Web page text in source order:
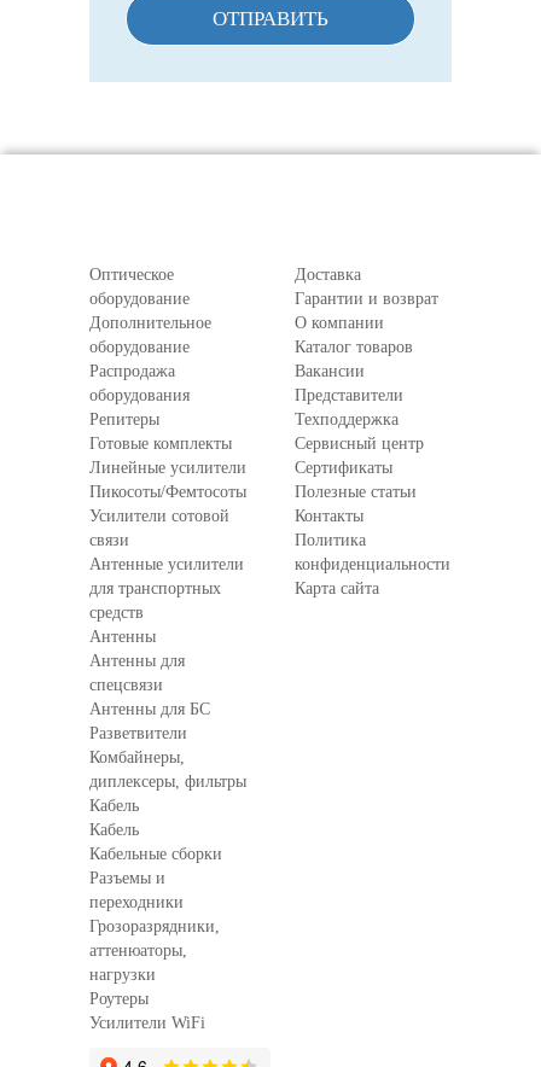
ОТПРАВИТЬ
Оптическое
оборудование
Дополнительное
оборудование
Распродажа
оборудования
Репитеры
Готовые комплекты
Линейные усилители
Пикосоты/Фемтосоты
Усилители сотовой
связи
Антенные усилители
для транспортных
средств
Антенны
Антенны для
спецсвязи
Антенны для БС
Разветвители
Комбайнеры,
диплексеры, фильтры
Кабель
Кабель
Кабельные сборки
Разъемы и
переходники
Грозоразрядники,
аттенюаторы,
нагрузки
Роутеры
Усилители WiFi
Доставка
Гарантии и возврат
О компании
Каталог товаров
Вакансии
Представители
Техподдержка
Сервисный центр
Сертификаты
Полезные статьи
Контакты
Политика
конфиденциальности
Карта сайта